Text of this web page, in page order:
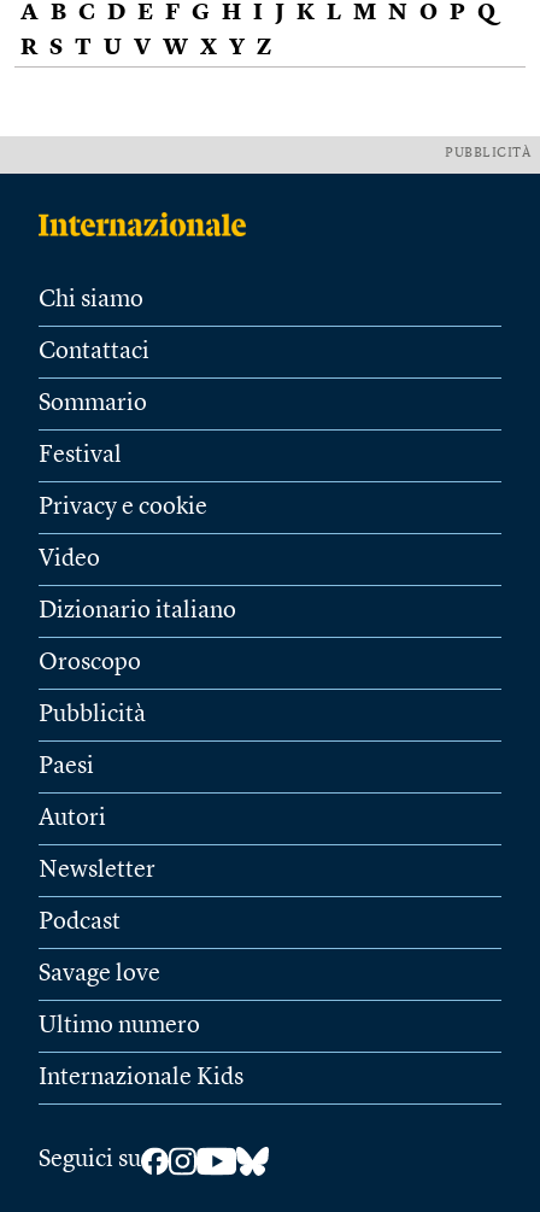
A B C D E F G H I J K L M N O P Q
R S T U V W X Y Z
PUBBLICITÀ
Chi siamo
Contattaci
Sommario
Festival
Privacy e cookie
Video
Dizionario italiano
Oroscopo
Pubblicità
Paesi
Autori
Newsletter
Podcast
Savage love
Ultimo numero
Internazionale Kids
Seguici su